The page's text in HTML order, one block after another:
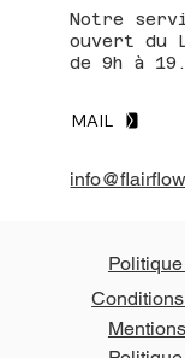
Notre
ouvert du
de 9h à
MAIL